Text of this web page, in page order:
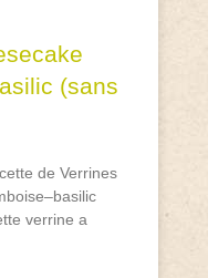
(sans
de Verrines
verrine a